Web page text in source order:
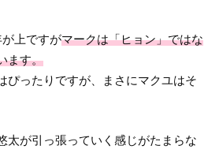
上ですがマークは「ヒョン」ではな
ます。
ぴったりですが、まさにマクユはそ
太が引っ張っていく感じがたまらな